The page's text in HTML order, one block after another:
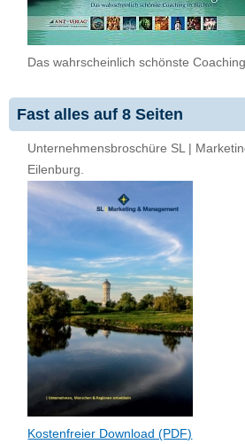
Das wahrscheinlich schönste
Fast alles auf 8 Seiten
Unternehmensbroschüre SL |
Eilenburg.
Kostenfreier Download (PDF)